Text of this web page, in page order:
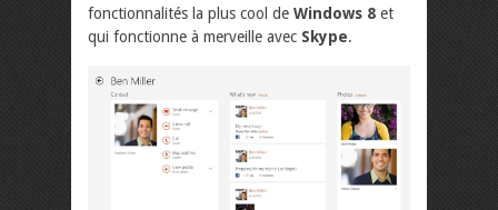
fonctionnalités la plus cool de Windows 8 et
qui fonctionne à merveille avec Skype.